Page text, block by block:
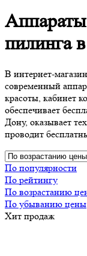
пилинга
В интернет-
современный
красоты, кабинет
обеспечивает
Дону, оказывает
проводит
По популярности
По рейтингу
По возрастанию
По убыванию цены
Хит продаж